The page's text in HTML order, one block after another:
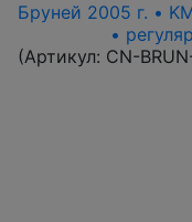
Бруней 2005 г. •
•
(Артикул: CN-